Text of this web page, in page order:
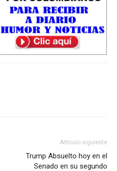
Artículo siguiente
Trump Absuelto hoy en el
Senado en su segundo